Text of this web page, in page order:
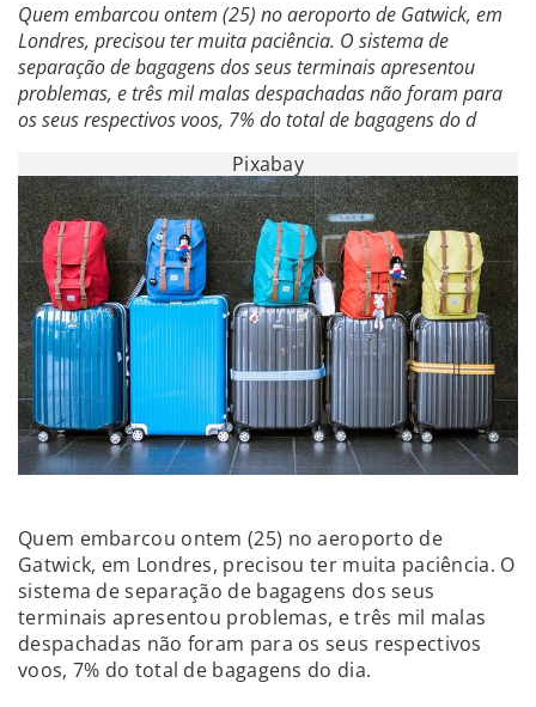
Quem embarcou ontem (25) no aeroporto de Gatwick, em
Londres, precisou ter muita paciência. O sistema de
separação de bagagens dos seus terminais apresentou
problemas, e três mil malas despachadas não foram para
os seus respectivos voos, 7% do total de bagagens do d
Pixabay
Quem embarcou ontem (25) no aeroporto de
Gatwick, em Londres, precisou ter muita paciência. O
sistema de separação de bagagens dos seus
terminais apresentou problemas, e três mil malas
despachadas não foram para os seus respectivos
voos, 7% do total de bagagens do dia.